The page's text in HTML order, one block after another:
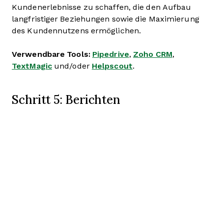
Kundenerlebnisse zu schaffen, die den Aufbau
langfristiger Beziehungen sowie die Maximierung
des Kundennutzens ermöglichen.
Verwendbare Tools: Pipedrive, Zoho CRM,
TextMagicund/oder Helpscout.
Schritt 5: Berichten